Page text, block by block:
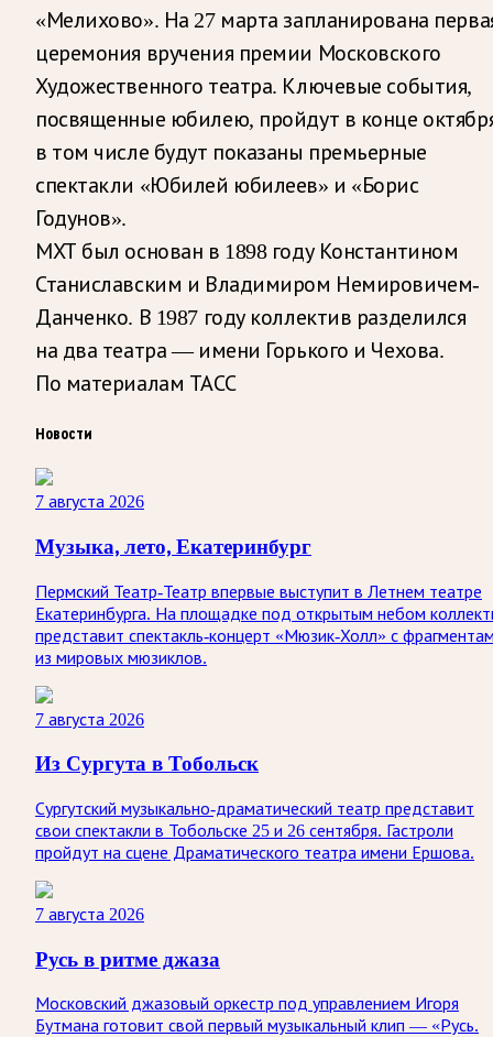
«Мелихово». На 27 марта запланирована
церемония вручения премии Московского
Художественного театра. Ключевые события,
посвященные юбилею, пройдут в конце
в том числе будут показаны премьерные
спектакли «Юбилей юбилеев» и «Борис
Годунов».
МХТ был основан в 1898 году Константином
Станиславским и Владимиром Немировичем-
Данченко. В 1987 году коллектив разделился
на два театра — имени Горького и Чехова.
По материалам ТАСС
Новости
7 августа 2026
Музыка, лето, Екатеринбург
Пермский Театр-Театр впервые выступит в Летнем театре
Екатеринбурга. На площадке под открытым небом
представит спектакль-концерт «Мюзик-Холл» с
из мировых мюзиклов.
7 августа 2026
Из Сургута в Тобольск
Сургутский музыкально-драматический театр представит
свои спектакли в Тобольске 25 и 26 сентября. Гастроли
пройдут на сцене Драматического театра имени Ершова.
7 августа 2026
Русь в ритме джаза
Московский джазовый оркестр под управлением Игоря
Бутмана готовит свой первый музыкальный клип — «Русь.